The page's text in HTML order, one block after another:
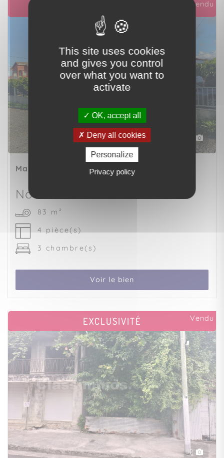
Vendu
Maison BASSE-POINTE (97218)
Nous consulter
83 m²
4 pièce(s)
3 chambre(s)
Voir le bien
EXCLUSIVITÉ Vendu
2
This site uses cookies
and gives you control
over what you want to
activate
OK, accept all
Deny all cookies
Personalize
Privacy policy